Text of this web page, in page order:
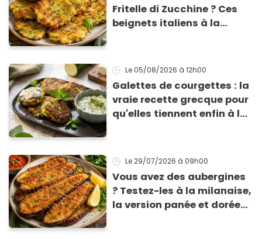
Fritelle di Zucchine ? Ces
beignets italiens à la
Le 05/08/2026 à 12h00
Galettes de courgettes : la
vraie recette grecque pour
qu'elles tiennent enfin à la
Le 29/07/2026 à 09h00
Vous avez des aubergines
? Testez-les à la milanaise,
la version panée et dorée